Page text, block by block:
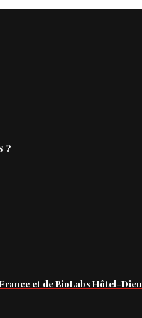
?
et de BioLabs Hôtel-Dieu